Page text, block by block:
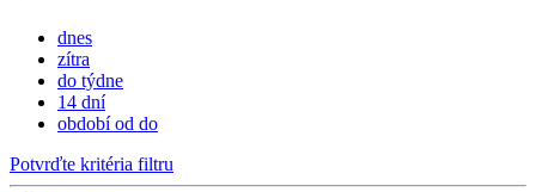
dnes
zítra
do týdne
14 dní
období od do
Potvrďte kritéria filtru